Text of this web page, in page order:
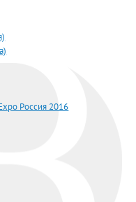
Россия 2016